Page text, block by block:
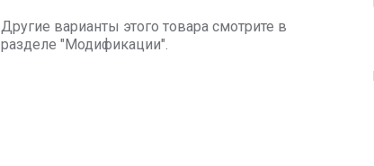
Другие варианты этого товара смотрите в
разделе "Модификации".